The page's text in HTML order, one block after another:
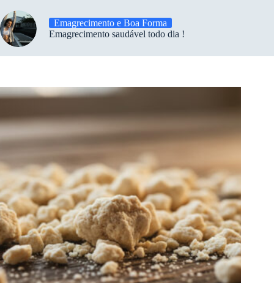
Emagrecimento e Boa Forma
Emagrecimento saudável todo dia !